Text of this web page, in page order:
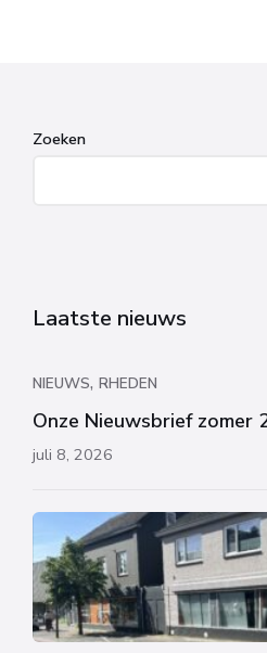
Zoeken
Laatste nieuws
NIEUWS, RHEDEN
Onze Nieuwsbrief zomer
juli 8, 2026